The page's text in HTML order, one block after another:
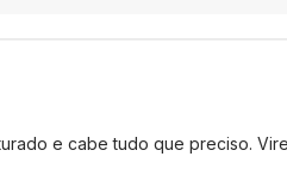
e cabe tudo que preciso.